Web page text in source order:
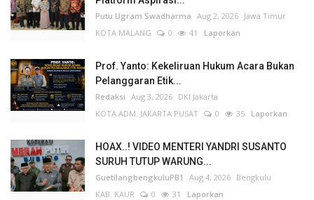
Putu Ugram Swadharma Aug 2, 2026 Jawa Timur
KOTA MALANG
0 41 Laporkan
Prof. Yanto: Kekeliruan Hukum Acara Bukan
Pelanggaran Etik...
Redaksi Aug 3, 2026 DKI Jakarta
KOTA ADM. JAKARTA PUSAT
0 35 Laporkan
HOAX..! VIDEO MENTERI YANDRI SUSANTO
SURUH TUTUP WARUNG...
GuetilangbengkuluPB1 Aug 4, 2026 Bengkulu
KAB. KAUR
0 31 Laporkan